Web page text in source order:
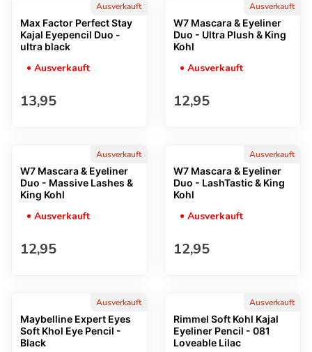
Ausverkauft
Max Factor Perfect Stay
Kajal Eyepencil Duo -
ultra black
Ausverkauft
Regulärer Preis
13,95
Ausverkauft
W7 Mascara & Eyeliner
Duo - Ultra Plush & King
Kohl
Ausverkauft
Regulärer Preis
12,95
Ausverkauft
W7 Mascara & Eyeliner
Duo - Massive Lashes &
King Kohl
Ausverkauft
Regulärer Preis
12,95
Ausverkauft
W7 Mascara & Eyeliner
Duo - LashTastic & King
Kohl
Ausverkauft
Regulärer Preis
12,95
Ausverkauft
Maybelline Expert Eyes
Soft Khol Eye Pencil -
Black
Ausverkauft
Rimmel Soft Kohl Kajal
Eyeliner Pencil - 081
Loveable Lilac